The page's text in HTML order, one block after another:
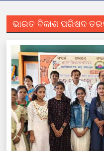
ଭାରତ ବିକାଶ ପରିଷଦ